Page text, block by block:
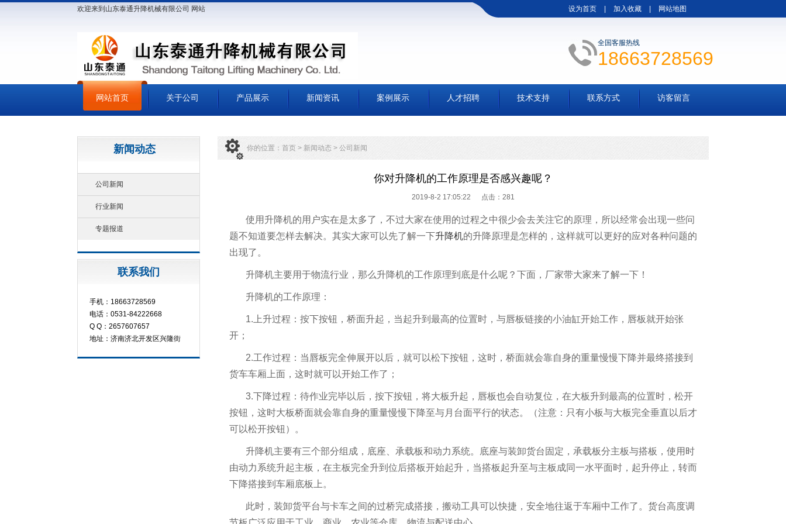
欢迎来到山东泰通升降机械有限公司 网站 设为首页 加入收藏 网站地图
全国客服热线
18663728569
网站首页 关于公司 产品展示 新闻资讯 案例展示 人才招聘 技术支持 联系方式 访客留言
新闻动态
公司新闻
行业新闻
专题报道
联系我们
手机：18663728569
电话：0531-84222668
Q Q：2657607657
地址：济南济北开发区兴隆街
你的位置： 首页 > 新闻动态 > 公司新闻
你对升降机的工作原理是否感兴趣呢？
2019-8-2 17:05:22 点击： 281
使用升降机的用户实在是太多了，不过大家在使用的过程之中很少会去关注它的原理，所以经常会出现一些问
题不知道要怎样去解决。其实大家可以先了解一下升降机的升降原理是怎样的，这样就可以更好的应对各种问题的
出现了。
升降机主要用于物流行业，那么升降机的工作原理到底是什么呢？下面，厂家带大家来了解一下！
升降机的工作原理：
1. 上升过程：按下按钮，桥面升起，当起升到最高的位置时，与唇板链接的小油缸开始工作，唇板就开始张
开；
2.工作过程：当唇板完全伸展开以后，就可以松下按钮，这时，桥面就会靠自身的重量慢慢下降并最终搭接到
货车车厢上面，这时就可以开始工作了；
3.下降过程：待作业完毕以后，按下按钮，将大板升起，唇板也会自动复位，在大板升到最高的位置时，松开
按钮，这时大板桥面就会靠自身的重量慢慢下降至与月台面平行的状态。（注意：只有小板与大板完全垂直以后才
可以松开按钮）。
升降机主要有三个部分组成，底座、承载板和动力系统。底座与装卸货台固定，承载板分主板与搭板，使用时
由动力系统升起主板，在主板完全升到位后搭板开始起升，当搭板起升至与主板成同一水平面时，起升停止，转而
下降搭接到车厢底板上。
此时，装卸货平台与卡车之间的过桥完成搭接，搬动工具可以快捷，安全地往返于车厢中工作了。货台高度调